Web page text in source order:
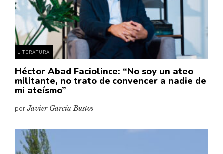
LITERATURA
Héctor Abad Faciolince: “No soy un ateo
militante, no trato de convencer a nadie de
mi ateísmo”
porJavier García Bustos